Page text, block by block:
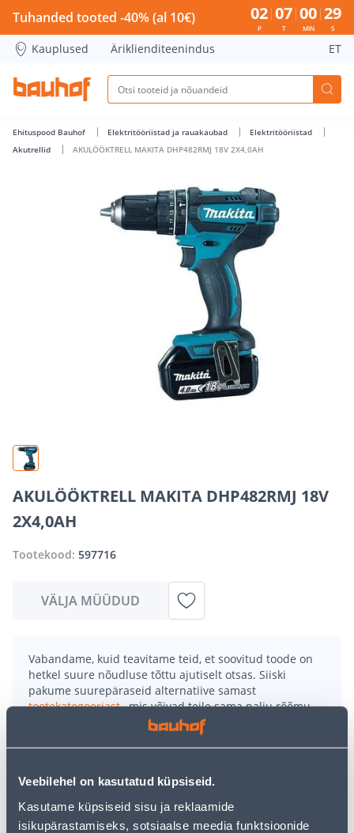
Veebilehel on kasutatud küpsiseid.
Kasutame küpsiseid sisu ja reklaamide
isikupärastamiseks, sotsiaalse meedia funktsioonide
AKULÖÖKTRELL MAKITA DHP482RMJ 18V 2X4,0AH - Bauhof
Tuhanded tooted -40% (al 10€) 02
P
07
T
00
MIN
28
S
Kauplused Äriklienditeenindus ET
Ehituspood Bauhof Elektritööriistad ja rauakaubad
Elektritööriistad
Akutrellid
AKULÖÖKTRELL MAKITA DHP482RMJ 18V 2X4,0AH
AKULÖÖKTRELL MAKITA DHP482RMJ 18V
2X4,0AH
Tootekood: 597716
VÄLJA MÜÜDUD
Vabandame, kuid teavitame teid, et soovitud toode on
hetkel suure nõudluse tõttu ajutiselt otsas. Siiski
pakume suurepäraseid alternatiive samast
tootekategooriast, mis võivad teile sama palju rõõmu
Teie ostlemisrõõm ei pea aga siin lõppema - oma
uurimistööd saate jätkata, naastesavalehelevõi
veelgi meelepärasemad valikuid. Head ostlemist!